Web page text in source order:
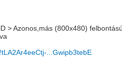
> Azonos,más (800x480)
...Gwipb3tebE